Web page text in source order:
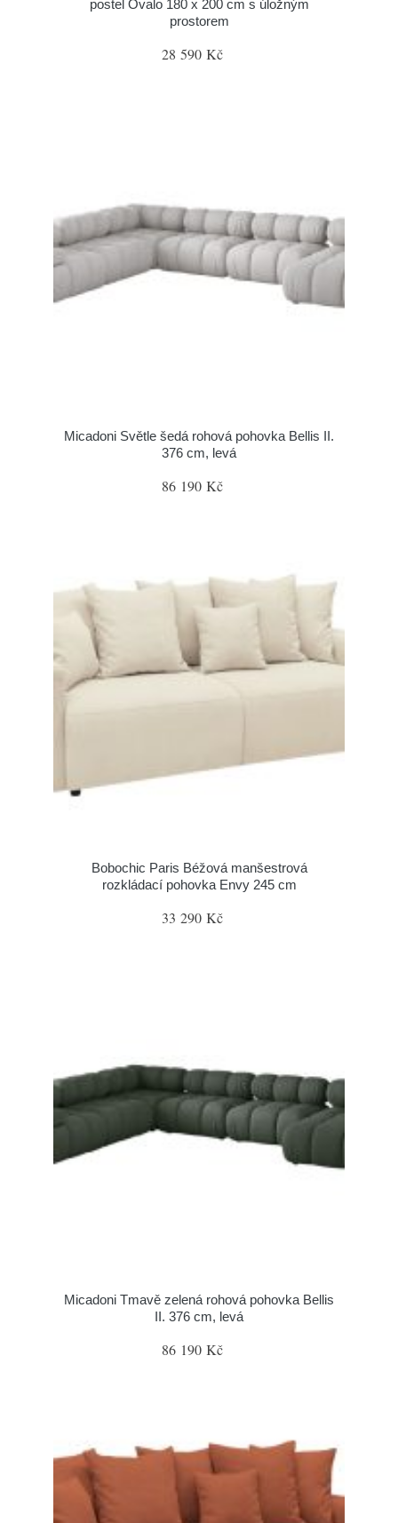
postel Ovalo 180 x 200 cm s úložným
prostorem
28 590 Kč
Micadoni Světle šedá rohová pohovka Bellis II.
376 cm, levá
86 190 Kč
Bobochic Paris Béžová manšestrová
rozkládací pohovka Envy 245 cm
33 290 Kč
Micadoni Tmavě zelená rohová pohovka Bellis
II. 376 cm, levá
86 190 Kč